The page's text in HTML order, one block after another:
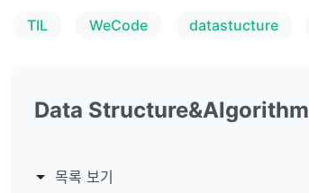
TIL WeCode datastucture
Data Structure&Algorithm
목록 보기